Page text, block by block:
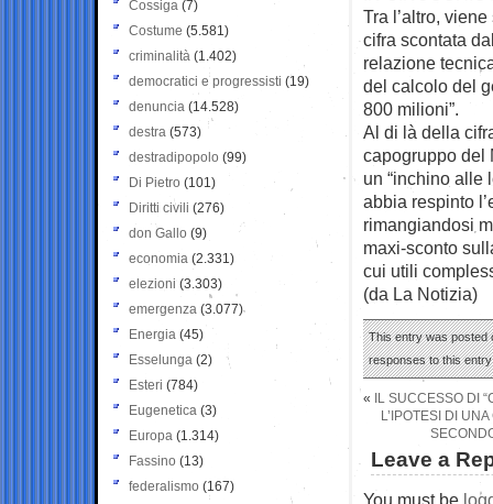
Tra l’altro,
cifra scontata
relazione
del calcolo del
800 milioni”.
Al di là della
capogruppo del
un “inchino alle
abbia respinto
rimangiandosi
maxi-sconto
cui utili
(da La Notizia)
This entry was posted
responses to this
«
IL SUCCESSO DI
L’IPOTESI DI
Leave a
You must be
Cossiga (7)
Costume (5.581)
criminalità (1.402)
democratici e progressisti (19)
denuncia (14.528)
destra (573)
destradipopolo (99)
Di Pietro (101)
Diritti civili (276)
don Gallo (9)
economia (2.331)
elezioni (3.303)
emergenza (3.077)
Energia (45)
Esselunga (2)
Esteri (784)
Eugenetica (3)
Europa (1.314)
Fassino (13)
federalismo (167)